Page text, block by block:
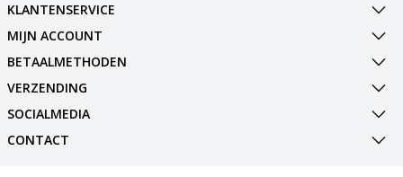
KLANTENSERVICE
MIJN ACCOUNT
BETAALMETHODEN
VERZENDING
SOCIALMEDIA
CONTACT